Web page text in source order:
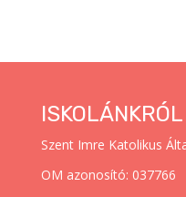
ISKOLÁNKRÓL
Szent Imre Katolikus
OM azonosító: 037766